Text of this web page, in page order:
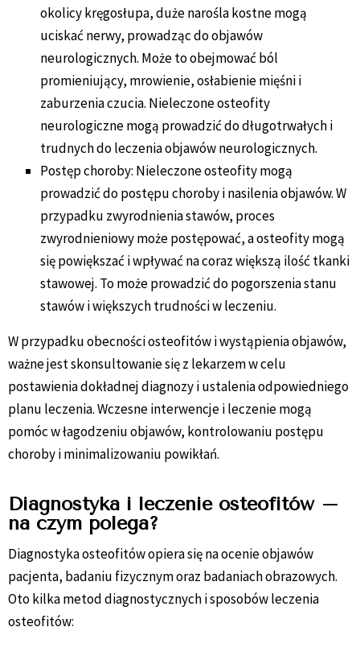
okolicy kręgosłupa, duże narośla kostne mogą
uciskać nerwy, prowadząc do objawów
neurologicznych. Może to obejmować ból
promieniujący, mrowienie, osłabienie mięśni i
zaburzenia czucia. Nieleczone osteofity
neurologiczne mogą prowadzić do długotrwałych i
trudnych do leczenia objawów neurologicznych.
Postęp choroby: Nieleczone osteofity mogą
prowadzić do postępu choroby i nasilenia objawów. W
przypadku zwyrodnienia stawów, proces
zwyrodnieniowy może postępować, a osteofity mogą
się powiększać i wpływać na coraz większą ilość tkanki
stawowej. To może prowadzić do pogorszenia stanu
stawów i większych trudności w leczeniu.
W przypadku obecności osteofitów i wystąpienia objawów,
ważne jest skonsultowanie się z lekarzem w celu
postawienia dokładnej diagnozy i ustalenia odpowiedniego
planu leczenia. Wczesne interwencje i leczenie mogą
pomóc w łagodzeniu objawów, kontrolowaniu postępu
choroby i minimalizowaniu powikłań.
Diagnostyka i leczenie osteofitów –
na czym polega?
Diagnostyka osteofitów opiera się na ocenie objawów
pacjenta, badaniu fizycznym oraz badaniach obrazowych.
Oto kilka metod diagnostycznych i sposobów leczenia
osteofitów: